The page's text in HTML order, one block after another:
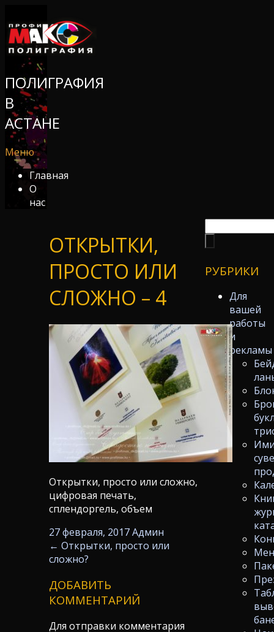
ПОЛИГРАФИЯ
В
АСТАНЕ
Меню
Главная
О
нас
РУБРИКИ
Для
вашей
работы
и
рекламы
ОТКРЫТКИ,
ПРОСТО ИЛИ
СЛОЖНО – 4
Открытки, просто или сложно,
цифровая печать,
сплендоргель, объем
27 февраля, 2017 Админ
← Открытки, просто или
сложно?
ДОБАВИТЬ
КОММЕНТАРИЙ
Для отправки комментария